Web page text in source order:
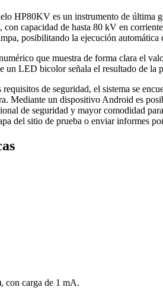
HP80KV es un instrumento de última
con capacidad de hasta 80 kV en
posibilitando la ejecución automática
que muestra de forma clara el
un LED bicolor señala el resultado de la
de seguridad, el sistema se
Mediante un dispositivo Android es
de seguridad y mayor comodidad
del sitio de prueba o enviar informes
con carga de 1 mA.